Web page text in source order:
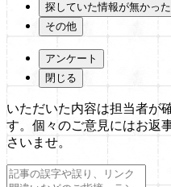
探していた情報が無かった
その他
アンケート
閉じる
いただいた内容は担当者が
す。個々のご意見にはお返
さいませ。